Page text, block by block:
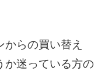
らの買い替え
か迷っている方の